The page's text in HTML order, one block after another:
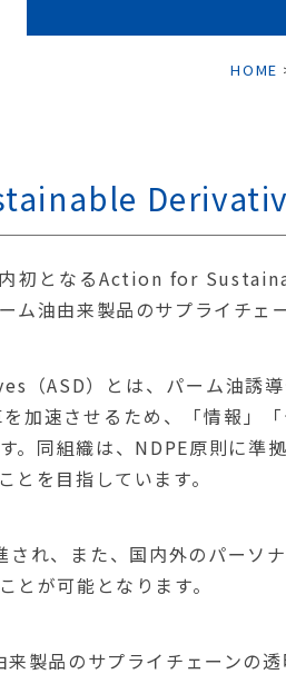
HOME
初となるAction for
ム油由来製品のサプライチェ
ASD）とは、パーム油誘導
加速させるため、「情報」
。同組織は、NDPE原則に準
を目指しています。
れ、また、国内外のパーソ
とが可能となります。
品のサプライチェーンの透